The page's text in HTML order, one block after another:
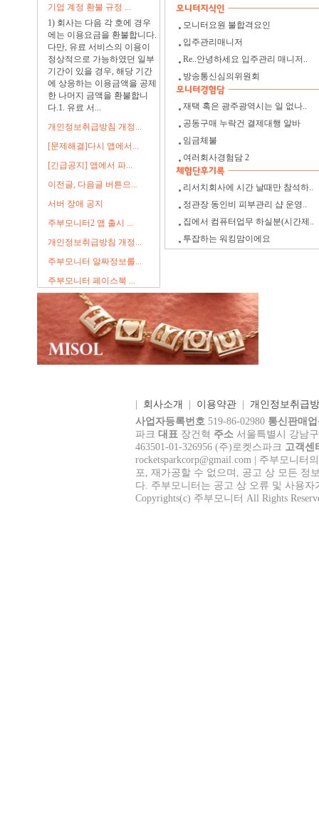
기업 계정 환불 규정 ...
1) 회사는 다음 각 호에 경우
에는 이용요금을 환불합니다.
다만, 유료 서비스의 이용이
정상적으로 가능하였던 일부
기간이 있을 경우, 해당 기간
에 상응하는 이용금액을 공제
한 나머지 금액을 환불합니
다.1. 유료 서...
개인정보취급방침 개정...
[문제해결]다시 앱에서...
[긴급공지] 앱에서 파...
이전글, 다음글 버튼으...
서버 장애 공지
주부모니터2 앱 출시 ...
개인정보취급방침 개정...
주부모니터 알짜정보를...
주부모니터 페이스북 ...
모니터요원 불합격요인
입주관리매니저
Re..안녕하세요 입주관리 매니저..
방송통신심의위원회
재택 혹은 광주광역시는 일 없나..
공동구매 누락건 결제대행 알바
임금체불
여러회사경험담 2
리서치회사에 시간 날때만 참석하..
정관장 동인비 피부관리 샵 운영..
집에서 컴퓨터업무 하실분(시간제..
투잡하는 워킹맘이에요
회사소개 이용약관
개인정보취급
사업자등록번호 519-86-02980 통신판매
파크 대표 장건혁 주소 서울특별시 강남
463501-01-326956 (주)로켓스파크 고객센
rocketsparkcorp@gmail.com
| 주부모니터
포, 재가공할 수 없으며, 공고 상 모든 정
다. 주부모니터는 공고 상 오류 및 사용
Copyrights(c) 주부모니터 All Rights